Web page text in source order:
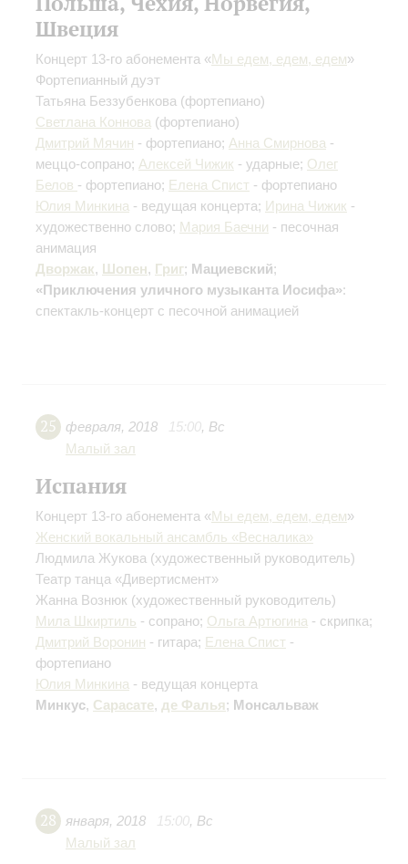
Швеция
Концерт 13-го абонемента «Мы едем, едем, едем»
Фортепианный дуэт
Татьяна Беззубенкова (фортепиано)
Светлана Коннова (фортепиано)
Дмитрий Мячин - фортепиано; Анна Смирнова -
меццо-сопрано; Алексей Чижик - ударные; Олег
Белов - фортепиано; Елена Спист - фортепиано
Юлия Минкина - ведущая концерта; Ирина Чижик -
художественно слово; Мария Баечни - песочная
анимация
Дворжак, Шопен, Григ; Мациевский;
«Приключения уличного музыканта Иосифа»:
спектакль-концерт с песочной анимацией
25 февраля, 2018 15:00, Вс
Малый зал
Испания
Концерт 13-го абонемента «Мы едем, едем, едем»
Женский вокальный ансамбль «Весналика»
Людмила Жукова (художественный руководитель)
Театр танца «Дивертисмент»
Жанна Вознюк (художественный руководитель)
Мила Шкиртиль - сопрано; Ольга Артюгина - скрипка;
Дмитрий Воронин - гитара; Елена Спист -
фортепиано
Юлия Минкина - ведущая концерта
Минкус, Сарасате, де Фалья; Монсальваж
28 января, 2018 15:00, Вс
Малый зал